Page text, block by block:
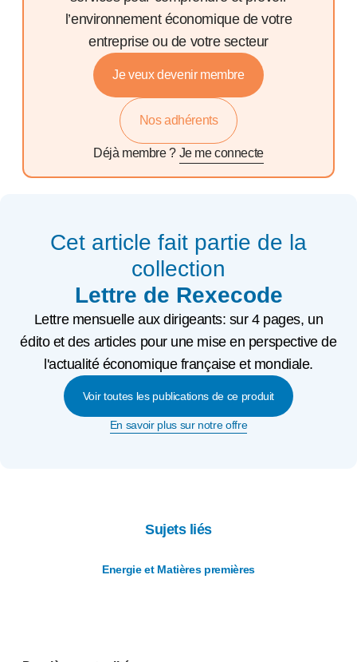
l’environnement économique de votre
entreprise ou de votre secteur
Je veux devenir membre
Nos adhérents
Déjà membre ? Je me connecte
Cet article fait partie de la
collection
Lettre de Rexecode
Lettre mensuelle aux dirigeants: sur 4 pages, un
édito et des articles pour une mise en perspective de
l'actualité économique française et mondiale.
Voir toutes les publications de ce produit
En savoir plus sur notre offre
Sujets liés
Energie et Matières premières